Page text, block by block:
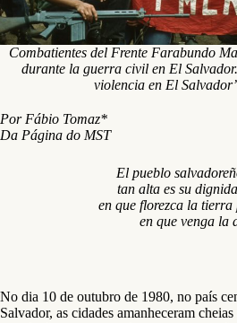
Combatientes del Frente Farabundo
durante la guerra civil en El
violencia en El
Por Fábio Tomaz*
Da Página do MST
El pueblo
tan alta es su
en que florezca la tierra
en que venga la
No dia 10 de outubro de 1980, no país
Salvador, as cidades amanheceram